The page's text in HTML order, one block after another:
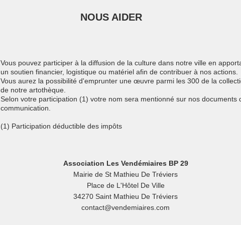
NOUS AIDER
Vous pouvez participer à la diffusion de la culture dans notre ville en
un soutien financier, logistique ou matériel afin de contribuer à nos actions.
Vous aurez la possibilité d'emprunter une œuvre parmi les 300 de la
de notre artothèque.
Selon votre participation (1) votre nom sera mentionné sur nos documents
communication.
(1) Participation déductible des impôts
Association Les Vendémiaires BP 29
Mairie de St Mathieu De Tréviers
Place de L'Hôtel De Ville
34270 Saint Mathieu De Tréviers
contact@vendemiaires.com